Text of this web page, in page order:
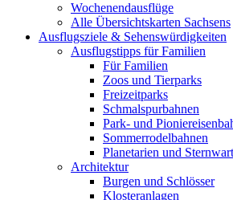
Wochenendausflüge
Alle Übersichtskarten Sachsens
Ausflugsziele & Sehenswürdigkeiten
Ausflugstipps für Familien
Für Familien
Zoos und Tierparks
Freizeitparks
Schmalspurbahnen
Park- und
Sommerrodelbahnen
Planetarien und
Architektur
Burgen und Schlösser
Klosteranlagen